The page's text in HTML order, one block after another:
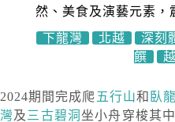
然、美食及演藝元素，
下龍灣
北越 深刻
饌
2024期間完成爬 五行山和 臥
灣 及 三古碧洞 坐小舟穿梭其